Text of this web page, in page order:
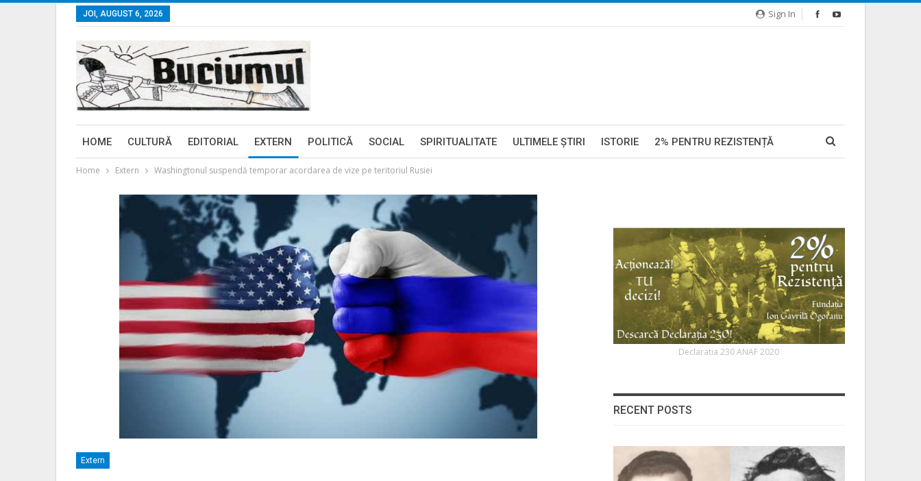
Sign In
JOI, AUGUST 6, 2026
HOME CULTURĂ EDITORIAL EXTERN POLITICĂ SOCIAL SPIRITUALITATE ULTIMELE ŞTIRI ISTORIE 2% PENTRU REZISTENȚĂ
Home Extern Washingtonul suspendă temporar acordarea de vize pe teritoriul Rusiei
Extern
Declaratia 230 ANAF 2020
RECENT POSTS